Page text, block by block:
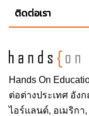
Hands On
ต่อต่างประเทศ อัง
ไอร์แลนด์, อเมริกา
ติดต่อเรา